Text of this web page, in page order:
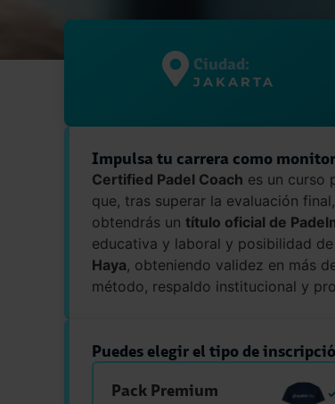
Ciudad:
JAKARTA
Impulsa tu carrera como
Certified Padel Coach es un curso
que, tras superar la evaluación
obtendrás un título oficial de
educativa y laboral y posibilidad
Haya, obteniendo validez en más
método, respaldo institucional y
Puedes elegir el tipo de
Pack Premium